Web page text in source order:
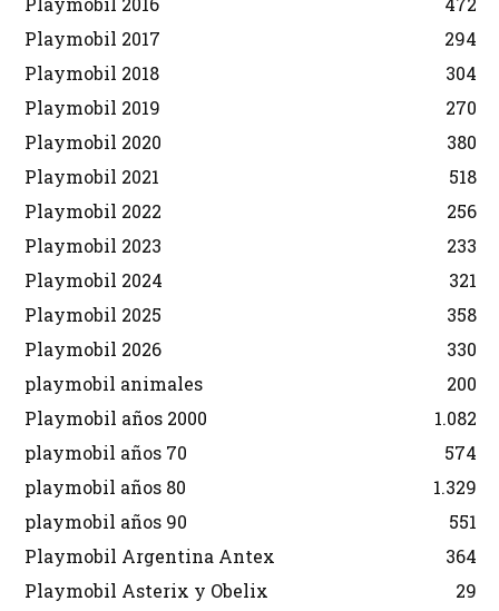
Playmobil 2017
294
Playmobil 2018
304
Playmobil 2019
270
Playmobil 2020
380
Playmobil 2021
518
Playmobil 2022
256
Playmobil 2023
233
Playmobil 2024
321
Playmobil 2025
358
Playmobil 2026
330
playmobil animales
200
Playmobil años 2000
1.082
playmobil años 70
574
playmobil años 80
1.329
playmobil años 90
551
Playmobil Argentina Antex
364
Playmobil Asterix y Obelix
29